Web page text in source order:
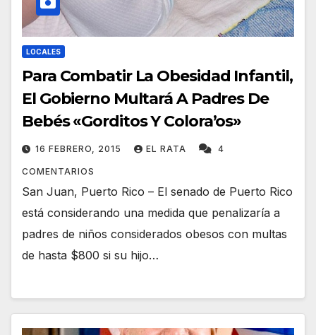
LOCALES
Para Combatir La Obesidad Infantil,
El Gobierno Multará A Padres De
Bebés «Gorditos Y Colora’os»
16 FEBRERO, 2015 EL RATA 4
COMENTARIOS
San Juan, Puerto Rico – El senado de Puerto Rico
está considerando una medida que penalizaría a
padres de niños considerados obesos con multas
de hasta $800 si su hijo…